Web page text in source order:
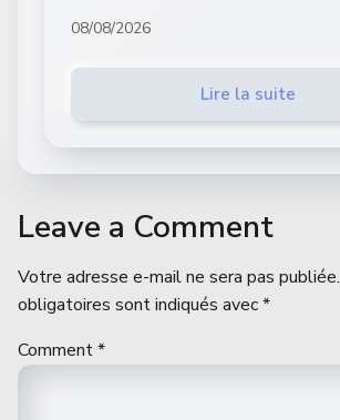
08/08/2026
Lire la suite
Leave a Comment
Votre adresse e-mail ne sera pas publiée.
obligatoires sont indiqués avec*
Comment*